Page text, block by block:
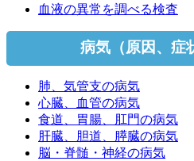
血液の異常を調べる検査
病気（原因、症
肺、気管支の病気
心臓、血管の病気
食道、胃腸、肛門の病気
肝臓、胆道、膵臓の病気
脳・脊髄・神経の病気